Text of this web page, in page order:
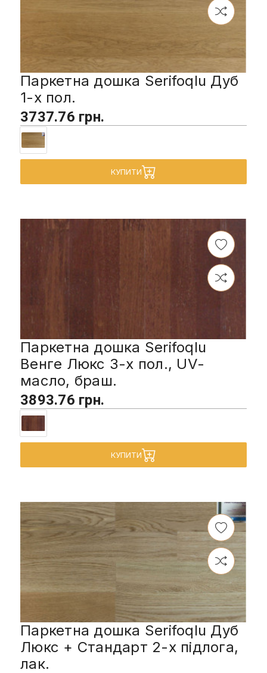
Паркетна дошка Serifoqlu Дуб
1-х пол.
3737.76 грн.
КУПИТИ
Паркетна дошка Serifoqlu
Венге Люкс 3-х пол., UV-
масло, браш.
3893.76 грн.
КУПИТИ
Паркетна дошка Serifoqlu Дуб
Люкс + Стандарт 2-х підлога,
лак.